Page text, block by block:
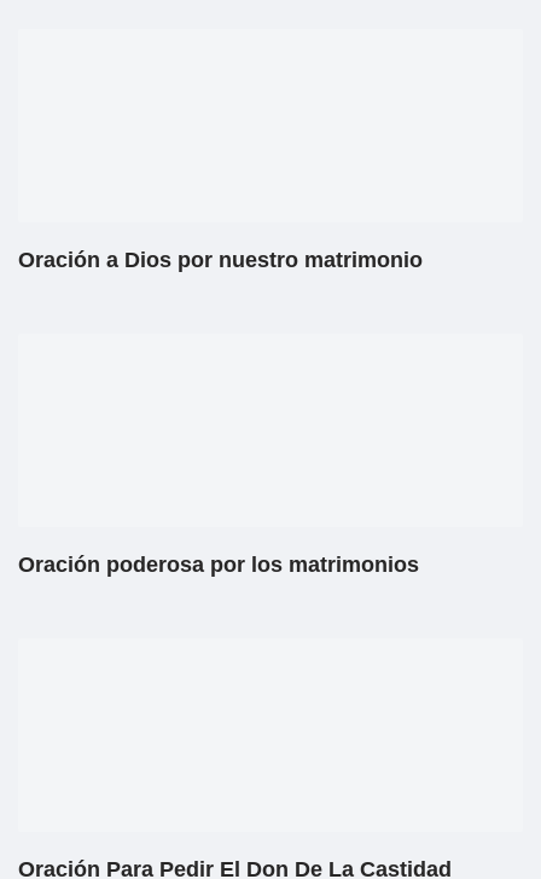
Oración a Dios por nuestro matrimonio
Oración poderosa por los matrimonios
Oración Para Pedir El Don De La Castidad